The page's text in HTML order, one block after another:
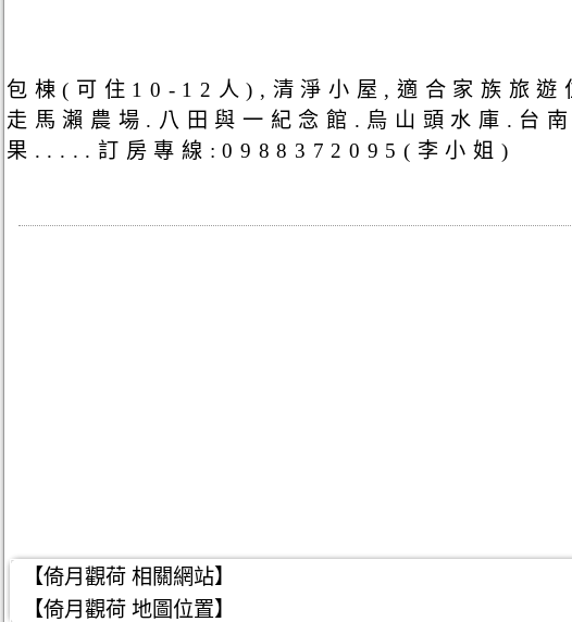
包棟(可住10-12人),清淨小屋,適合家族旅
走馬瀨農場.八田與一紀念館.烏山頭水庫.台
果.....訂房專線:0988372095(李小姐)
【倚月觀荷 相關網站】
【倚月觀荷 地圖位置】